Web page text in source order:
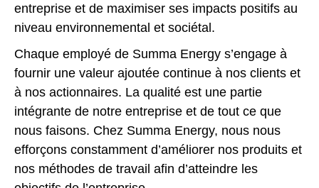
entreprise et de maximiser ses impacts positifs au
niveau environnemental et sociétal.
Chaque employé de Summa Energy s’engage à
fournir une valeur ajoutée continue à nos clients et
à nos actionnaires. La qualité est une partie
intégrante de notre entreprise et de tout ce que
nous faisons. Chez Summa Energy, nous nous
efforçons constamment d’améliorer nos produits et
nos méthodes de travail afin d’atteindre les